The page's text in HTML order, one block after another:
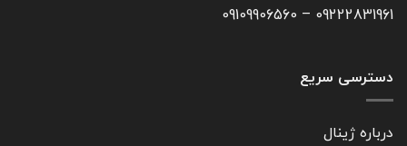
ارائه محصول با کیفیت، پاسخ‌گو و همراه باشد،
در ژینال ما همراه شما هستیم تا بهترین انتخاب ممکن
را با آگاهی و اعتماد انجام دهید.
09222831961
–
09109906560
دسترسی سریع
درباره ژینال